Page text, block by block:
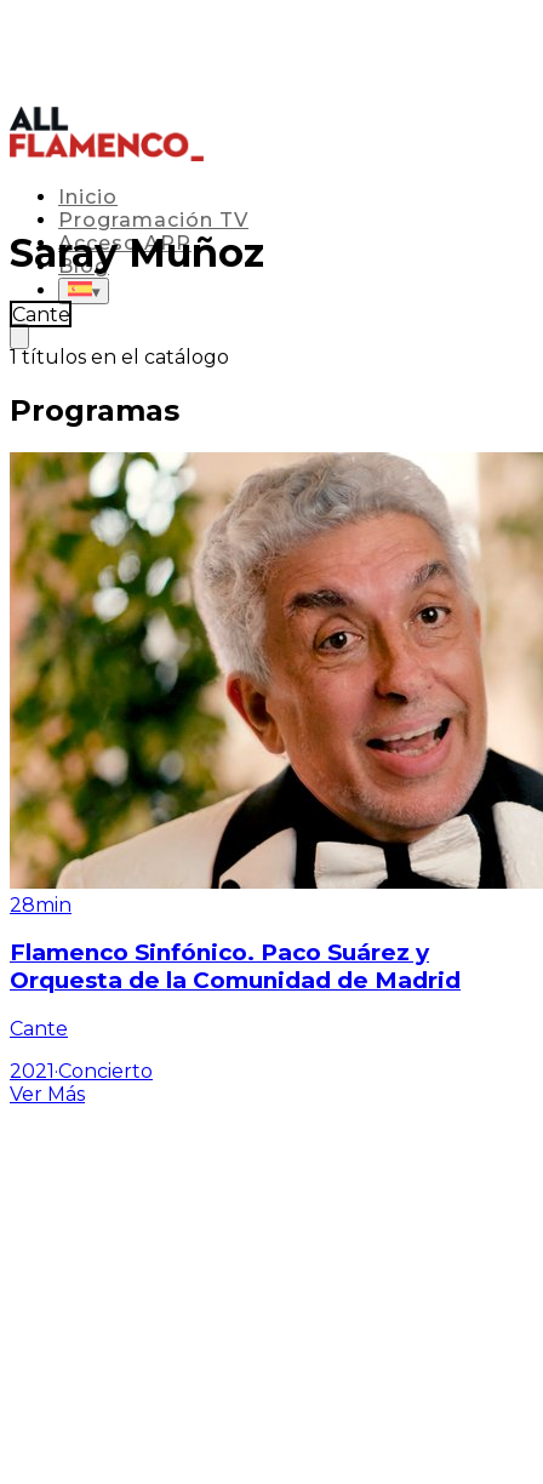
Inicio
Programación TV
Acceso APP
Blog
▾
Saray Muñoz
Cante
1 títulos en el catálogo
Programas
28min
Flamenco Sinfónico. Paco Suárez y
Orquesta de la Comunidad de Madrid
Cante
2021·Concierto
Ver Más